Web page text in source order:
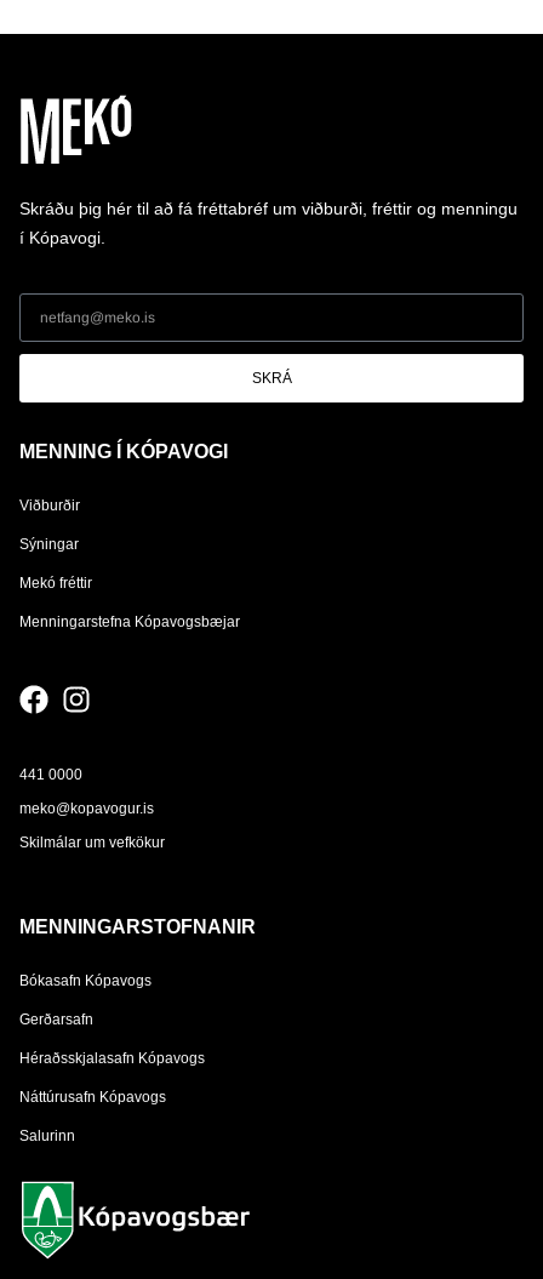
Skráðu þig hér til að fá fréttabréf um viðburði, fréttir og menningu
í Kópavogi.
SKRÁ
MENNING Í KÓPAVOGI
Viðburðir
Sýningar
Mekó fréttir
Menningarstefna Kópavogsbæjar
441 0000
meko@kopavogur.is
Skilmálar um vefkökur
MENNINGARSTOFNANIR
Bókasafn Kópavogs
Gerðarsafn
Héraðsskjalasafn Kópavogs
Náttúrusafn Kópavogs
Salurinn